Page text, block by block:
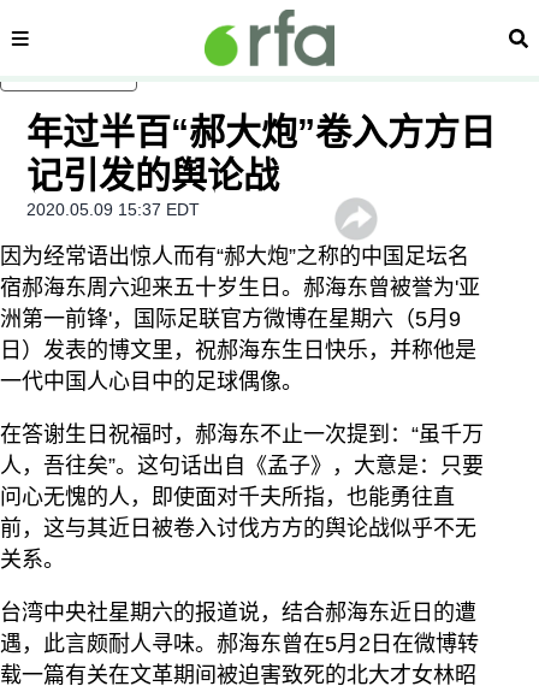
内容分类 搜
年过半百“郝大炮”卷入方方日
记引发的舆论战
2020.05.09 15:37 EDT
因为经常语出惊人而有“郝大炮”之称的中国足坛名
宿郝海东周六迎来五十岁生日。郝海东曾被誉为'亚
洲第一前锋'，国际足联官方微博在星期六（5月9
日）发表的博文里，祝郝海东生日快乐，并称他是
一代中国人心目中的足球偶像。
在答谢生日祝福时，郝海东不止一次提到：“虽千万
人，吾往矣”。这句话出自《孟子》，大意是：只要
问心无愧的人，即使面对千夫所指，也能勇往直
前，这与其近日被卷入讨伐方方的舆论战似乎不无
关系。
台湾中央社星期六的报道说，结合郝海东近日的遭
遇，此言颇耐人寻味。郝海东曾在5月2日在微博转
载一篇有关在文革期间被迫害致死的北大才女林昭